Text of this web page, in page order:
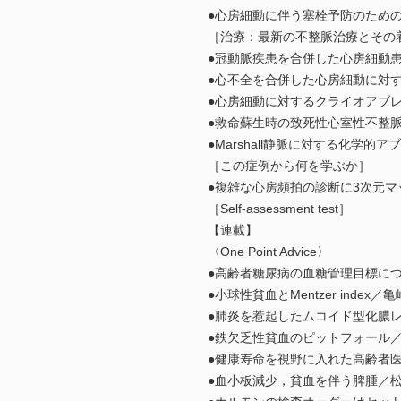
●心房細動に伴う塞栓予防のた
［治療：最新の不整脈治療とその
●冠動脈疾患を合併した心房細動
●心不全を合併した心房細動に対
●心房細動に対するクライオアブ
●救命蘇生時の致死性心室性不整
●Marshall静脈に対する化学的ア
［この症例から何を学ぶか］
●複雑な心房頻拍の診断に3次元
［Self-assessment test］
【連載】
〈One Point Advice〉
●高齢者糖尿病の血糖管理目標に
●小球性貧血とMentzer index／亀
●肺炎を惹起したムコイド型化
●鉄欠乏性貧血のピットフォール
●健康寿命を視野に入れた高齢者
●血小板減少，貧血を伴う脾腫／